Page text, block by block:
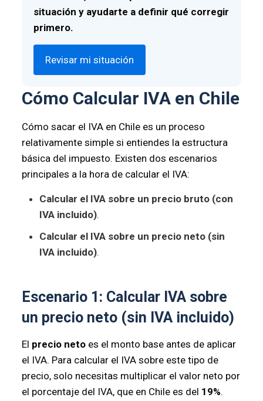
situación y ayudarte a definir qué corregir
primero.
Revisar mi situación
Cómo Calcular IVA en Chile
Cómo sacar el IVA en Chile es un proceso
relativamente simple si entiendes la estructura
básica del impuesto. Existen dos escenarios
principales a la hora de calcular el IVA:
Calcular el IVA sobre un precio bruto (con
IVA incluido).
Calcular el IVA sobre un precio neto (sin
IVA incluido).
Escenario 1: Calcular IVA sobre
un precio neto (sin IVA incluido)
El precio netoes el monto base antes de aplicar
el IVA. Para calcular el IVA sobre este tipo de
precio, solo necesitas multiplicar el valor neto por
el porcentaje del IVA, que en Chile es del 19%.